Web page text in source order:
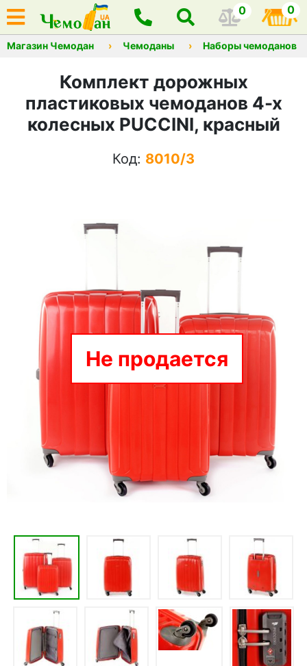
0 0
Магазин Чемодан Чемоданы Наборы чемоданов
Комплект дорожных
пластиковых чемоданов 4-х
колесных PUCCINI, красный
Код: 8010/3
Не продается